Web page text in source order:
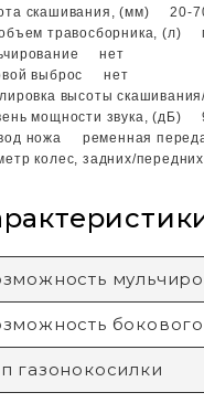
скашивания, (мм) 20-
травосборника, (л)
нет
выброс нет
высоты
мощности звука, (дБ)
ножа ременная
колес, задних/
газонокосилки